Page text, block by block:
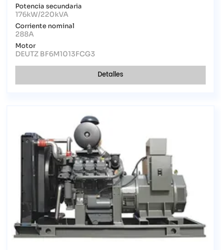
Potencia secundaria
176kW/220kVA
Corriente nominal
288A
Motor
DEUTZ BF6M1013FCG3
Detalles